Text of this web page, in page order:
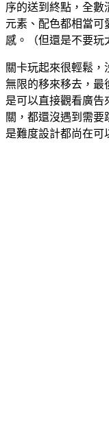
序的送到終點，全數
元素、配色都相當可
感。（但還是不要玩
關卡玩起來很輕鬆，
無限的移來移去，最
是可以直接觀看廣告
關，都還沒遇到需要
是難度設計都尚在可